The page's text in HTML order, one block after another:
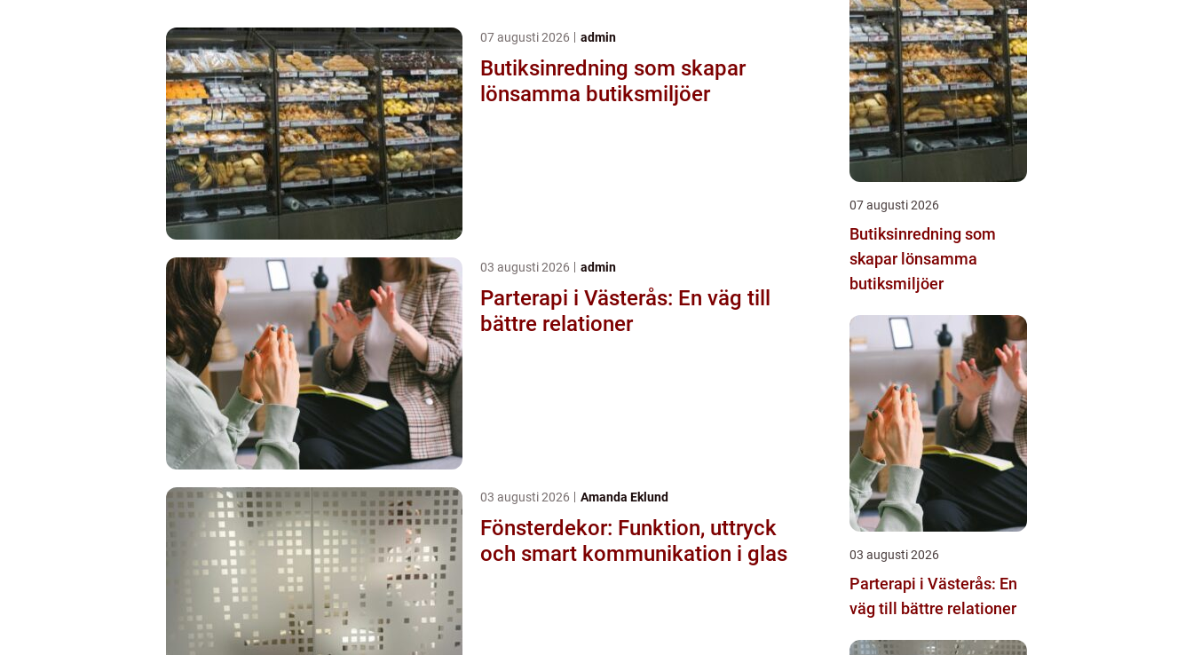
07 augusti 2026 admin
Butiksinredning som skapar
lönsamma butiksmiljöer
03 augusti 2026 admin
Parterapi i Västerås: En väg till
bättre relationer
03 augusti 2026 Amanda Eklund
Fönsterdekor: Funktion, uttryck
och smart kommunikation i glas
07 augusti 2026
Butiksinredning som
skapar lönsamma
butiksmiljöer
03 augusti 2026
Parterapi i Västerås: En
väg till bättre relationer